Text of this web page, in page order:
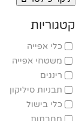
קטגוריות
כלי אפייה
משטחי אפייה
רינגים
תבניות סיליקון
כלי בישול
מחבתות